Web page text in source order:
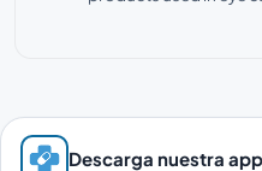
Descarga nuestra